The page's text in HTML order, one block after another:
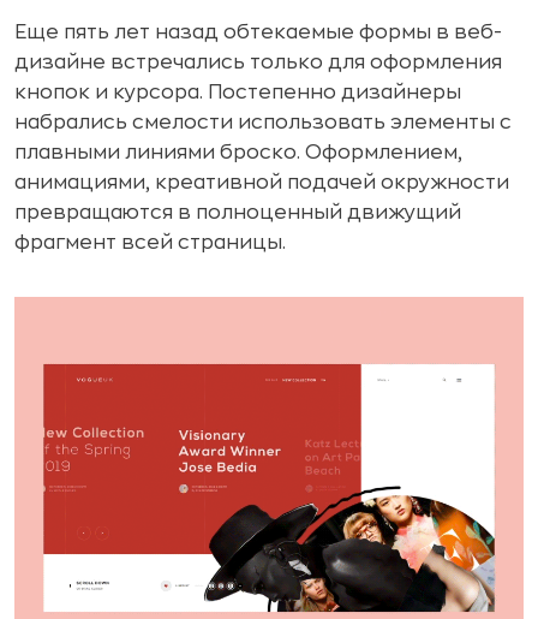
Еще пять лет назад обтекаемые формы в веб-
дизайне встречались только для оформления
кнопок и курсора. Постепенно дизайнеры
набрались смелости использовать элементы с
плавными линиями броско. Оформлением,
анимациями, креативной подачей окружности
превращаются в полноценный движущий
фрагмент всей страницы.